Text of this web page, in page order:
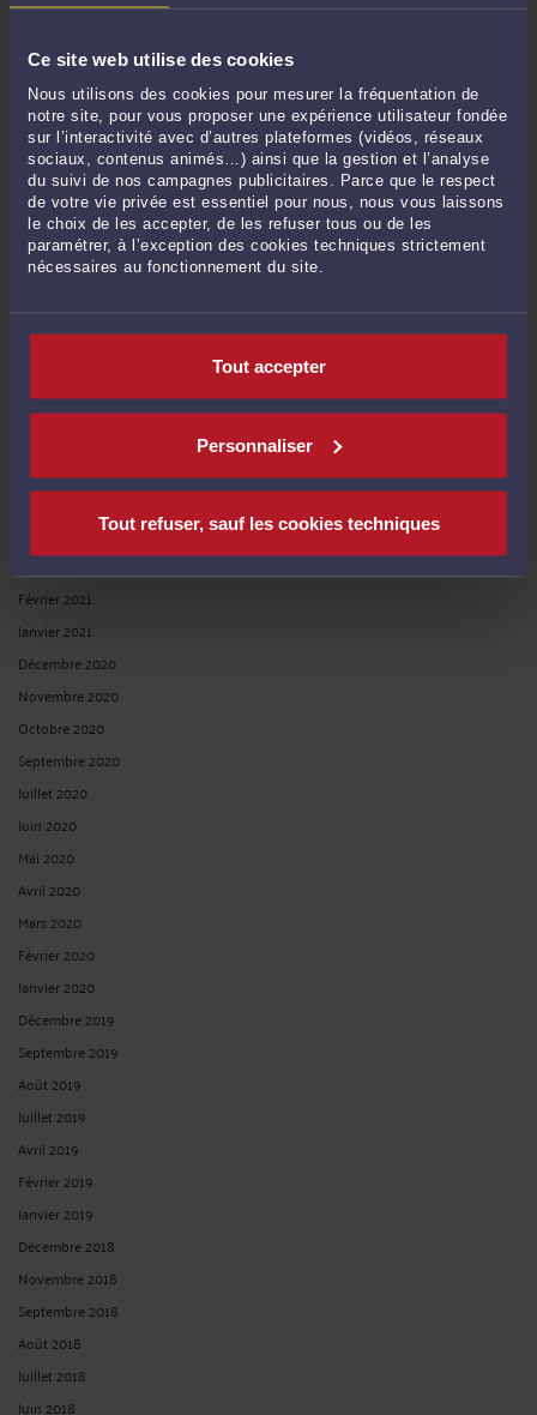
Ce site web utilise des cookies
Nous utilisons des cookies pour mesurer la fréquentation de
notre site, pour vous proposer une expérience utilisateur fondée
sur l’interactivité avec d’autres plateformes (vidéos, réseaux
sociaux, contenus animés…) ainsi que la gestion et l’analyse
du suivi de nos campagnes publicitaires. Parce que le respect
de votre vie privée est essentiel pour nous, nous vous laissons
le choix de les accepter, de les refuser tous ou de les
paramétrer, à l’exception des cookies techniques strictement
nécessaires au fonctionnement du site.
Tout accepter
Personnaliser
Tout refuser, sauf les cookies techniques
Août 2022
Juillet 2022
Mai 2022
Avril 2022
Mars 2022
Février 2022
Janvier 2022
Décembre 2021
Novembre 2021
Octobre 2021
Août 2021
Mai 2021
Février 2021
Janvier 2021
Décembre 2020
Novembre 2020
Octobre 2020
Septembre 2020
Juillet 2020
Juin 2020
Mai 2020
Avril 2020
Mars 2020
Février 2020
Janvier 2020
Décembre 2019
Septembre 2019
Août 2019
Juillet 2019
Avril 2019
Février 2019
Janvier 2019
Décembre 2018
Novembre 2018
Septembre 2018
Août 2018
Juillet 2018
Juin 2018